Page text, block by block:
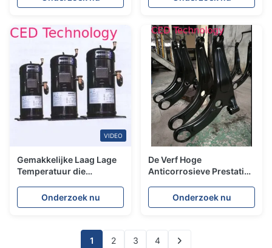
voor Brandmateriaal
van de Groefpijp
VIDEO
Gemakkelijke Laag Lage
Temperatuur die
Compressor genezen
Onderzoek nu
De Verf Hoge
Anticorrosieve Prestaties
de Eco
Vriendschappelijke ED
Onderzoek nu
1 2 3 4